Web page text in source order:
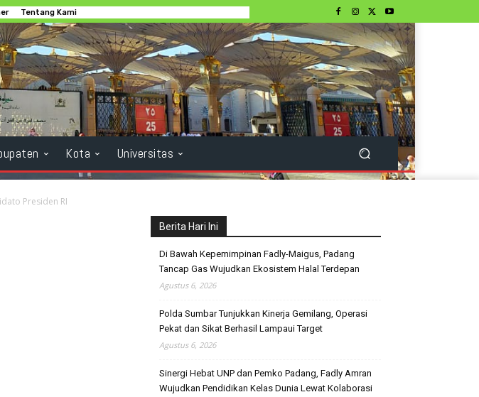
Tentang Kami
Kota Universitas
Presiden RI
Berita Hari Ini
Di Bawah Kepemimpinan Fadly-Maigus, Padang
Tancap Gas Wujudkan Ekosistem Halal Terdepan
Agustus 6, 2026
Polda Sumbar Tunjukkan Kinerja Gemilang, Operasi
Pekat dan Sikat Berhasil Lampaui Target
Agustus 6, 2026
Sinergi Hebat UNP dan Pemko Padang, Fadly Amran
Wujudkan Pendidikan Kelas Dunia Lewat Kolaborasi